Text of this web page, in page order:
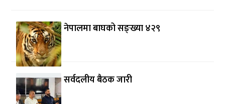
नेपालमा बाघको सङ्ख्या ४२९
सर्वदलीय बैठक जारी